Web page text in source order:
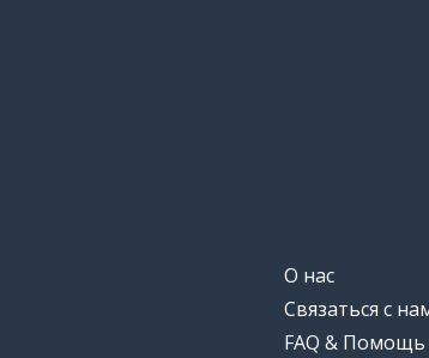
О нас
Связаться с
FAQ & Помощь